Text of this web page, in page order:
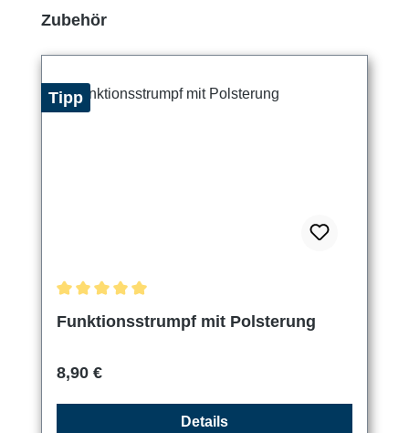
Produktgalerie überspringen
Zubehör
Tipp
Funktionsstrumpf mit Polsterung
Regulärer Preis:
8,90 €
Details